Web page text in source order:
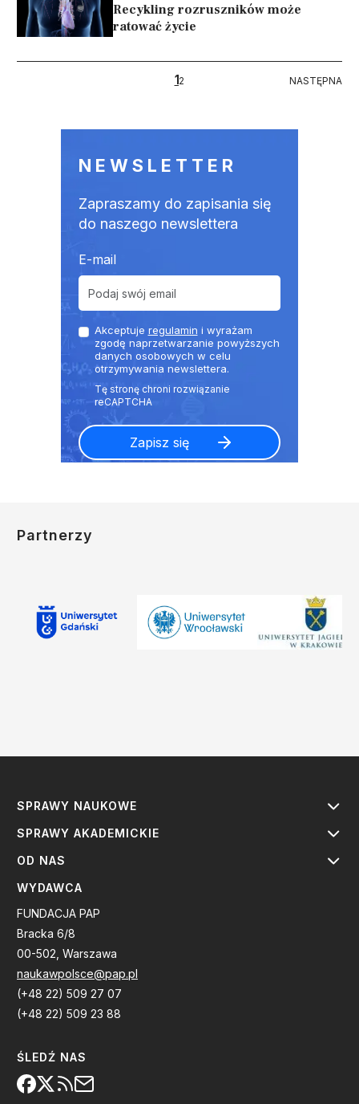
Recykling rozruszników może
ratować życie
12 NASTĘPNA
NASTĘPNA
NEWSLETTER
Zapraszamy do zapisania się
do naszego newslettera
E-mail
Akceptuje regulamin i wyrażam
zgodę naprzetwarzanie powyższych
danych osobowych w celu
otrzymywania newslettera.
Partnerzy
SPRAWY NAUKOWE
SPRAWY AKADEMICKIE
OD NAS
WYDAWCA
FUNDACJA PAP
Bracka 6/8
00-502, Warszawa
naukawpolsce@pap.pl
(+48 22) 509 27 07
(+48 22) 509 23 88
ŚLEDŹ NAS